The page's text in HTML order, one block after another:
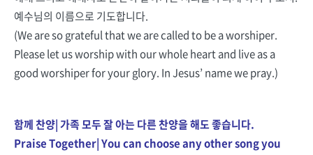
예수님의 이름으로 기도합니다.
(We are so grateful that we are called to be a worshiper.
Please let us worship with our whole heart and live as a
good worshiper for your glory. In Jesus’ name we pray.)
함께 찬양| 가족 모두 잘 아는 다른 찬양을 해도 좋습니다.
Praise Together| You can choose any other song you